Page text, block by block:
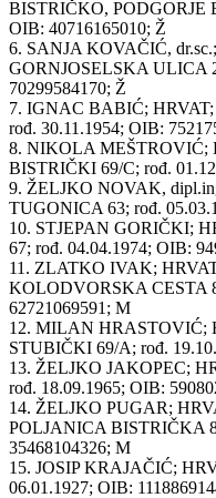
BISTRIČKO, PODGORJE
OIB: 40716165010; Ž
6. SANJA KOVAČIĆ,
GORNJOSELSKA ULICA
70299584170; Ž
7. IGNAC BABIĆ;
rođ. 30.11.1954; OIB:
8. NIKOLA MEŠTROVIĆ;
BISTRIČKI 69/C; rođ.
9. ŽELJKO NOVAK,
TUGONICA 63; rođ.
10. STJEPAN GORIČKI;
67; rođ. 04.04.1974; OIB:
11. ZLATKO IVAK;
KOLODVORSKA CESTA
62721069591; M
12. MILAN HRASTOVIĆ;
STUBIČKI 69/A; rođ.
13. ŽELJKO JAKOPEC;
rođ. 18.09.1965; OIB:
14. ŽELJKO PUGAR;
POLJANICA BISTRIČKA
35468104326; M
15. JOSIP KRAJAČIĆ;
06.01.1927; OIB: